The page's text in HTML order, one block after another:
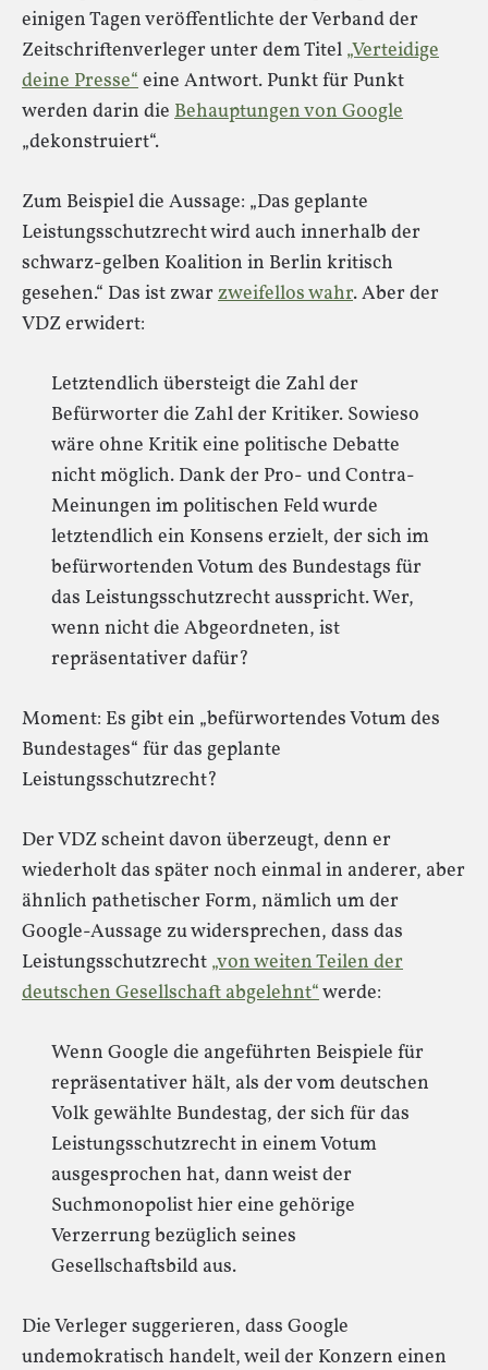
einigen Tagen veröffentlichte der Verband der
Zeitschriftenverleger unter dem Titel „Verteidige
deine Presse“eine Antwort. Punkt für Punkt
werden darin die Behauptungen von Google
„dekonstruiert“.
Zum Beispiel die Aussage: „Das geplante
Leistungsschutzrecht wird auch innerhalb der
schwarz-gelben Koalition in Berlin kritisch
gesehen.“ Das ist zwar zweifellos wahr. Aber der
VDZ erwidert:
Letztendlich übersteigt die Zahl der
Befürworter die Zahl der Kritiker. Sowieso
wäre ohne Kritik eine politische Debatte
nicht möglich. Dank der Pro- und Contra-
Meinungen im politischen Feld wurde
letztendlich ein Konsens erzielt, der sich im
befürwortenden Votum des Bundestags für
das Leistungsschutzrecht ausspricht. Wer,
wenn nicht die Abgeordneten, ist
repräsentativer dafür?
Moment: Es gibt ein „befürwortendes Votum des
Bundestages“ für das geplante
Leistungsschutzrecht?
Der VDZ scheint davon überzeugt, denn er
wiederholt das später noch einmal in anderer, aber
ähnlich pathetischer Form, nämlich um der
Google-Aussage zu widersprechen, dass das
Leistungsschutzrecht „von weiten Teilen der
deutschen Gesellschaft abgelehnt“werde:
Wenn Google die angeführten Beispiele für
repräsentativer hält, als der vom deutschen
Volk gewählte Bundestag, der sich für das
Leistungsschutzrecht in einem Votum
ausgesprochen hat, dann weist der
Suchmonopolist hier eine gehörige
Verzerrung bezüglich seines
Gesellschaftsbild aus.
Die Verleger suggerieren, dass Google
undemokratisch handelt, weil der Konzern einen